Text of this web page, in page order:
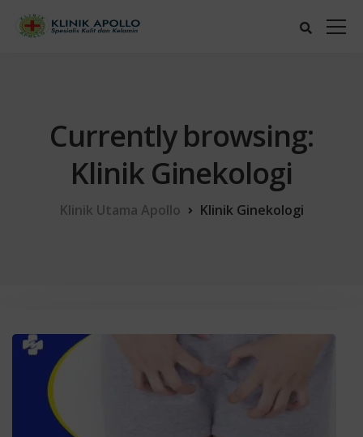
Currently browsing:
Klinik Ginekologi
Klinik Utama Apollo Klinik Ginekologi